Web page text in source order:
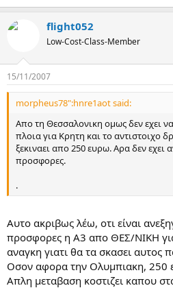
flight052
Low-Cost-Class-Member
15/11/2007
morpheus78":hnre1aot said:
Απο τη Θεσσαλονικη ομως δεν εχει
πλοια για Κρητη και το αντιστοιχο
ξεκιναει απο 250 ευρω. Αρα δεν εχει
προσφορες.
.
Αυτο ακριβως λέω, οτι είναι
προσφορες η Α3 απο ΘΕΣ/ΝΙΚΗ
αναγκη γιατι θα τα σκασει αυτος
Οσον αφορα την Ολυμπιακη, 250
Απλη μεταβαση κοστιζει καπου